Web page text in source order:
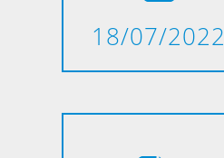
18/07/2022